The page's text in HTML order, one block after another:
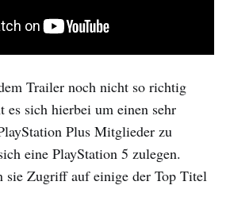
Trailer noch nicht so richtig
es sich hierbei um einen sehr
Plus Mitglieder zu
eine PlayStation 5 zulegen.
sie Zugriff auf einige der Top Titel